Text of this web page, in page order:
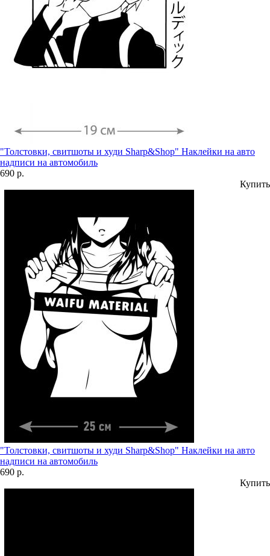
"Толстовки, свитшоты и худи Sharp&Shop" Наклейки на авто
надписи на автомобиль
690 р.
Купить
"Толстовки, свитшоты и худи Sharp&Shop" Наклейки на авто
надписи на автомобиль
690 р.
Купить